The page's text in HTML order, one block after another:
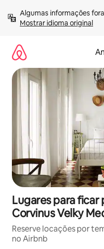
para
Mostrar idioma original
Lugares para ficar
Corvinus Velky
Reserve locações por
no Airbnb